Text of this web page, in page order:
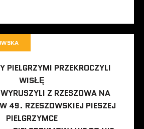
PIELGRZYMI PRZEKROCZYLI
WISŁĘ
Z RZESZOWA NA
49. RZESZOWSKIEJ PIESZEJ
PIELGRZYMCE